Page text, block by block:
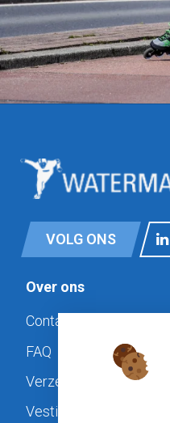
VOLG ONS
Over ons
Contact
FAQ
Verzenden &
Vestigingen